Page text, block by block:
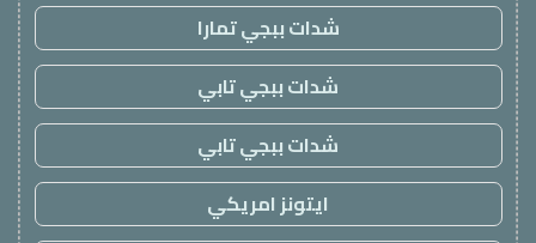
شدات ببجي تمارا
شدات ببجي تابي
شدات ببجي تابي
ايتونز امريكي